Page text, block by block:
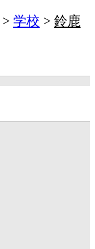
学校
鈴鹿